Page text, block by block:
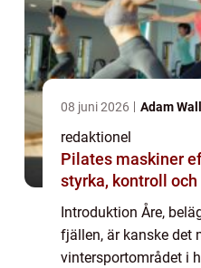
08 juni 2026 Adam
redaktionel
Pilates maskiner effektiv träning för
styrka, kontroll
Introduktion Åre,
fjällen, är kanske det
vintersportområdet i